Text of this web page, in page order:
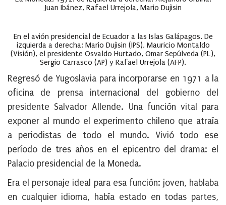
Juan Ibánez, Rafael Urrejola, Mario Dujisin
En el avión presidencial de Ecuador a las Islas Galápagos. De
izquierda a derecha: Mario Dujisin (IPS), Mauricio Montaldo
(Visión), el presidente Osvaldo Hurtado, Omar Sepúlveda (PL),
Sergio Carrasco (AP) y Rafael Urrejola (AFP).
Regresó de Yugoslavia para incorporarse en 1971 a la
oficina de prensa internacional del gobierno del
presidente Salvador Allende. Una función vital para
exponer al mundo el experimento chileno que atraía
a periodistas de todo el mundo. Vivió todo ese
período de tres años en el epicentro del drama: el
Palacio presidencial de la Moneda.
Era el personaje ideal para esa función: joven, hablaba
en cualquier idioma, había estado en todas partes,